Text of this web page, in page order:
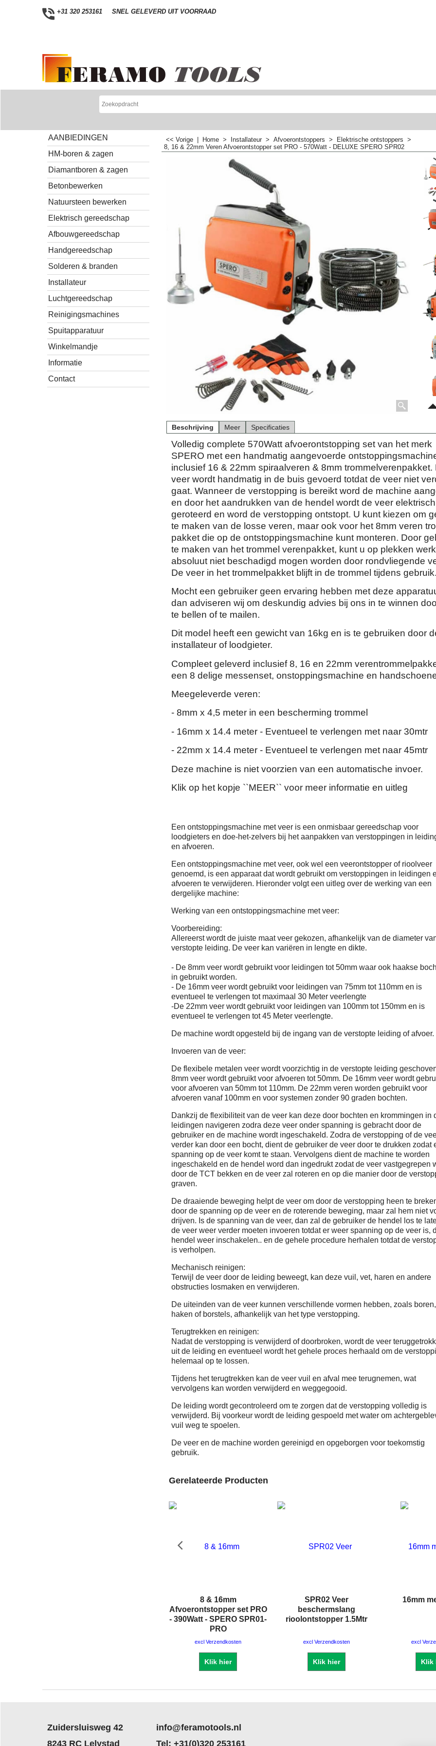
+31 320 253161 SNEL GELEVERD UIT VOORRAAD
AANBIEDINGEN
HM-boren & zagen
Diamantboren & zagen
Betonbewerken
Natuursteen bewerken
Elektrisch gereedschap
Afbouwgereedschap
Handgereedschap
Solderen & branden
Installateur
Luchtgereedschap
Reinigingsmachines
Spuitapparatuur
Winkelmandje
Informatie
Contact
<< Vorige Home > Installateur > Afvoerontstoppers > Elektrische ontstoppers >
8, 16 & 22mm Veren Afvoerontstopper set PRO - 570Watt - DELUXE SPERO SPR02
Beschrijving Meer Specificaties
Volledig complete 570Watt afvoerontstopping set van het merk
SPERO met een handmatig aangevoerde
inclusief 16 & 22mm spiraalveren & 8mm trommelverenpakket.
veer wordt handmatig in de buis gevoerd totdat de veer niet
gaat. Wanneer de verstopping is bereikt word de machine
en door het aandrukken van de hendel wordt de veer elektrisch
geroteerd en word de verstopping ontstopt. U kunt kiezen om
te maken van de losse veren, maar ook voor het 8mm veren
pakket die op de ontstoppingsmachine kunt monteren. Door
te maken van het trommel verenpakket, kunt u op plekken
absoluut niet beschadigd mogen worden door rondvliegende
De veer in het trommelpakket blijft in de trommel tijdens gebruik.
Mocht een gebruiker geen ervaring hebben met deze
dan adviseren wij om deskundig advies bij ons in te winnen
te bellen of te mailen.
Dit model heeft een gewicht van 16kg en is te gebruiken door
installateur of loodgieter.
Compleet geleverd inclusief 8, 16 en 22mm
een 8 delige messenset, onstoppingsmachine en
Meegeleverde veren:
- 8mm x 4,5 meter in een bescherming trommel
- 16mm x 14.4 meter - Eventueel te verlengen met naar 30mtr
- 22mm x 14.4 meter - Eventueel te verlengen met naar 45mtr
Deze machine is niet voorzien van een automatische invoer.
Klik op het kopje ``MEER`` voor meer informatie en uitleg
Een ontstoppingsmachine met veer is een onmisbaar gereedschap voor
loodgieters en doe-het-zelvers bij het aanpakken van verstoppingen in
en afvoeren.
Een ontstoppingsmachine met veer, ook wel een veerontstopper of rioolveer
genoemd, is een apparaat dat wordt gebruikt om verstoppingen in leidingen
afvoeren te verwijderen. Hieronder volgt een uitleg over de werking van een
dergelijke machine:
Werking van een ontstoppingsmachine met veer:
Voorbereiding:
Allereerst wordt de juiste maat veer gekozen, afhankelijk van de diameter
verstopte leiding. De veer kan variëren in lengte en dikte.
- De 8mm veer wordt gebruikt voor leidingen tot 50mm waar ook haakse
in gebruikt worden.
- De 16mm veer wordt gebruikt voor leidingen van 75mm tot 110mm en is
eventueel te verlengen tot maximaal 30 Meter veerlengte
-De 22mm veer wordt gebruikt voor leidingen van 100mm tot 150mm en is
eventueel te verlengen tot 45 Meter veerlengte.
De machine wordt opgesteld bij de ingang van de verstopte leiding of afvoer.
Invoeren van de veer:
De flexibele metalen veer wordt voorzichtig in de verstopte leiding
8mm veer wordt gebruikt voor afvoeren tot 50mm. De 16mm veer wordt
voor afvoeren van 50mm tot 110mm. De 22mm veren worden gebruikt voor
afvoeren vanaf 100mm en voor systemen zonder 90 graden bochten.
Dankzij de flexibiliteit van de veer kan deze door bochten en krommingen in
leidingen navigeren zodra deze veer onder spanning is gebracht door de
gebruiker en de machine wordt ingeschakeld. Zodra de verstopping of de
verder kan door een bocht, dient de gebruiker de veer door te drukken zodat
spanning op de veer komt te staan. Vervolgens dient de machine te worden
ingeschakeld en de hendel word dan ingedrukt zodat de veer vastgegrepen
door de TCT bekken en de veer zal roteren en op die manier door de
graven.
De draaiende beweging helpt de veer om door de verstopping heen te
door de spanning op de veer en de roterende beweging, maar zal hem niet
drijven. Is de spanning van de veer, dan zal de gebruiker de hendel los te
de veer weer verder moeten invoeren totdat er weer spanning op de veer is,
hendel weer inschakelen.. en de gehele procedure herhalen totdat de
is verholpen.
Mechanisch reinigen:
Terwijl de veer door de leiding beweegt, kan deze vuil, vet, haren en andere
obstructies losmaken en verwijderen.
De uiteinden van de veer kunnen verschillende vormen hebben, zoals boren,
haken of borstels, afhankelijk van het type verstopping.
Terugtrekken en reinigen:
Nadat de verstopping is verwijderd of doorbroken, wordt de veer
uit de leiding en eventueel wordt het gehele proces herhaald om de
helemaal op te lossen.
Tijdens het terugtrekken kan de veer vuil en afval mee terugnemen, wat
vervolgens kan worden verwijderd en weggegooid.
De leiding wordt gecontroleerd om te zorgen dat de verstopping volledig is
verwijderd. Bij voorkeur wordt de leiding gespoeld met water om
vuil weg te spoelen.
De veer en de machine worden gereinigd en opgeborgen voor toekomstig
gebruik.
Gerelateerde Producten
8 & 16mm
Afvoerontstopper set PRO
- 390Watt - SPERO SPR01-
PRO
excl Verzendkosten
Klik hier
SPR02 Veer
beschermslang
rioolontstopper 1.5Mtr
excl Verzendkosten
Klik hier
16mm
excl
Klik
Zuidersluisweg 42
8243 RC Lelystad
info@feramotools.nl
Tel: +31(0)320 253161